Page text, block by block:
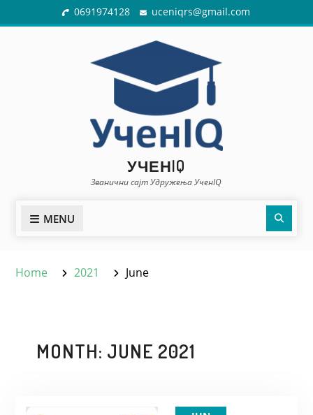
to
0691974128 uceniqrs@gmail.com
УЧЕНIQ
Званични сајт Удружења УченIQ
MENU
Home 2021 June
MONTH: JUNE 2021